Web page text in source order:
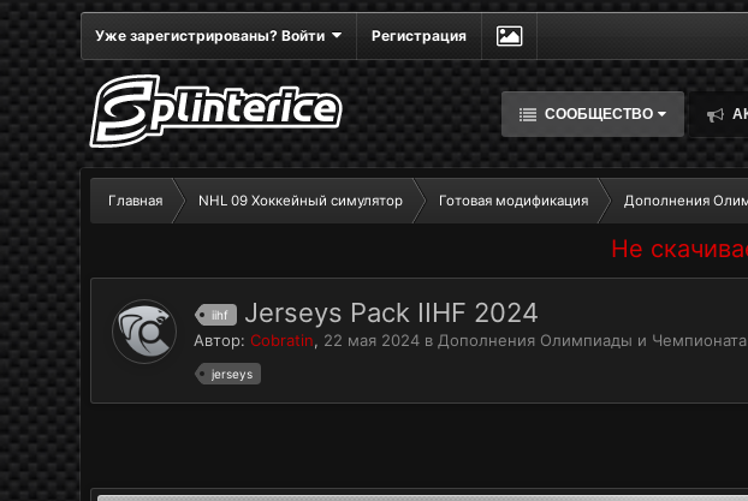
Уже зарегистрированы? Войти Регистрация
СООБЩЕСТВО
Главная NHL 09 Хоккейный симулятор Готовая модификация Дополнения
Не
iihf Jerseys Pack IIHF 2024
Автор:Cobratin, 22 мая 2024 в Дополнения Олимпиады и
jerseys